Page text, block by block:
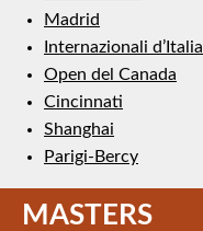
Madrid
Internazionali d’Italia
Open del Canada
Cincinnati
Shanghai
Parigi-Bercy
MASTERS